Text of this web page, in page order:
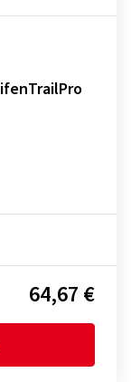
64,67 €